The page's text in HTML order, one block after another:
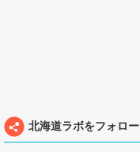
北海道ラボをフォロー